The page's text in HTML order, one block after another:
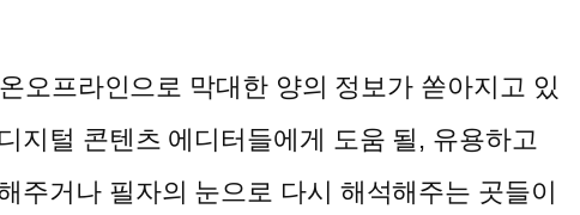
오프라인으로 막대한 양의 정보가 쏟아지고 있
지털 콘텐츠 에디터들에게 도움 될, 유용하고
거나 필자의 눈으로 다시 해석해주는 곳들이